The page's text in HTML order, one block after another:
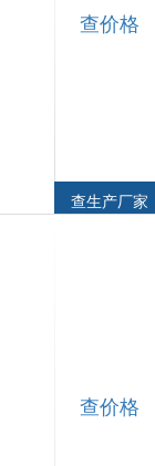
查价格
查生产厂家
查价格